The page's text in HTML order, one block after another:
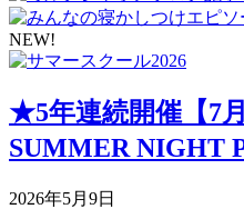
NEW!
★5年連続開催【7
SUMMER NIGHT
2026年5月9日